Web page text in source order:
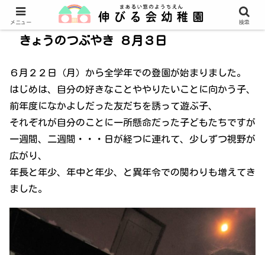
きょうのつぶやき ８月３日
６月２２日（月）から全学年での登園が始まりました。
はじめは、自分の好きなことややりたいことに向かう子、
前年度になかよしだった友だちを誘って遊ぶ子、
それぞれが自分のことに一所懸命だった子どもたちですが
一週間、二週間・・・日が経つに連れて、少しずつ視野が
広がり、
年長と年少、年中と年少、と異年令での関わりも増えてき
ました。
メニュー 検索